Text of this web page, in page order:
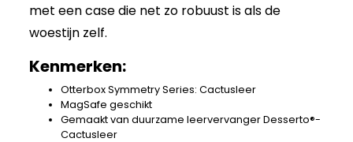
met een case die net zo robuust is als de
woestijn zelf.
Kenmerken:
Otterbox Symmetry Series: Cactusleer
MagSafe geschikt
Gemaakt van duurzame leervervanger Desserto®-
Cactusleer